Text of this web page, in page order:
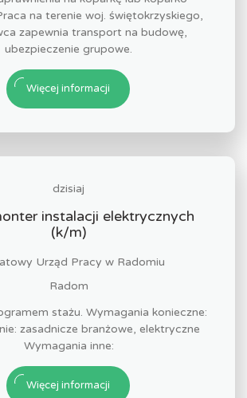
na terenie woj. świętokrzyskiego,
zapewnia transport na budowę,
ubezpieczenie grupowe.
Więcej informacji
dzisiaj
instalacji elektrycznych
(k/m)
Urząd Pracy w Radomiu
Radom
stażu. Wymagania konieczne:
zasadnicze branżowe, elektryczne
Wymagania inne:
Więcej informacji